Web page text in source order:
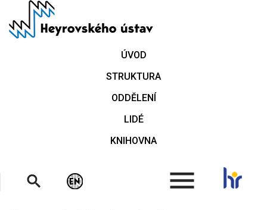
hlavnímu
ÚVOD
STRUKTURA
ODDĚLENÍ
LIDÉ
KNIHOVNA
.